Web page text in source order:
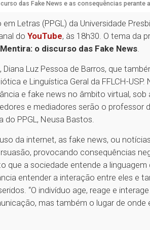
das Fake News e as consequências perante
Letras (PPGL) da Universidade
do YouTube, às 18h30. O tema da
o discurso das Fake News.
Luz Pessoa de Barros, que
e Linguística Geral da FFLCH-USP.
e fake news no âmbito virtual, sob
e mediadores serão o professor
PPGL, Neusa Bastos.
da internet, as fake news, ou
provocando consequências
que a sociedade entende a
entender a interação entre eles e
“O indivíduo age, reage e
mas também o lugar de onde